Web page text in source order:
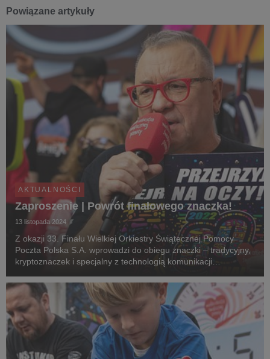
Powiązane artykuły
AKTUALNOŚCI
Zaproszenie | Powrót finałowego znaczka!
13 listopada 2024
Z okazji 33. Finału Wielkiej Orkiestry Świątecznej Pomocy
Poczta Polska S.A. wprowadzi do obiegu znaczki – tradycyjny,
kryptoznaczek i specjalny z technologią komunikacji
umożliwiającą szybką wymianę danych między urządzeniam...